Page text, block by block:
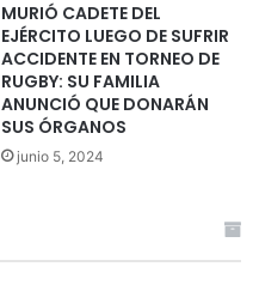
MURIÓ CADETE DEL
EJÉRCITO LUEGO DE SUFRIR
ACCIDENTE EN TORNEO DE
RUGBY: SU FAMILIA
ANUNCIÓ QUE DONARÁN
SUS ÓRGANOS
junio 5, 2024